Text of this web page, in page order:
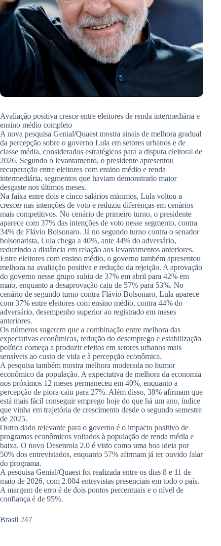
Avaliação positiva cresce entre eleitores de renda intermediária e
ensino médio completo
A nova pesquisa Genial/Quaest mostra sinais de melhora gradual
da percepção sobre o governo Lula em setores urbanos e de
classe média, considerados estratégicos para a disputa eleitoral de
2026. Segundo o levantamento, o presidente apresentou
recuperação entre eleitores com ensino médio e renda
intermediária, segmentos que haviam demonstrado maior
desgaste nos últimos meses.
Na faixa entre dois e cinco salários mínimos, Lula voltou a
crescer nas intenções de voto e reduziu diferenças em cenários
mais competitivos. No cenário de primeiro turno, o presidente
aparece com 37% das intenções de voto nesse segmento, contra
34% de Flávio Bolsonaro. Já no segundo turno contra o senador
bolsonarista, Lula chega a 40%, ante 44% do adversário,
reduzindo a distância em relação aos levantamentos anteriores.
Entre eleitores com ensino médio, o governo também apresentou
melhora na avaliação positiva e redução da rejeição. A aprovação
do governo nesse grupo subiu de 37% em abril para 42% em
maio, enquanto a desaprovação caiu de 57% para 53%. No
cenário de segundo turno contra Flávio Bolsonaro, Lula aparece
com 37% entre eleitores com ensino médio, contra 44% do
adversário, desempenho superior ao registrado em meses
anteriores.
Os números sugerem que a combinação entre melhora das
expectativas econômicas, redução do desemprego e estabilização
política começa a produzir efeitos em setores urbanos mais
sensíveis ao custo de vida e à percepção econômica.
A pesquisa também mostra melhora moderada no humor
econômico da população. A expectativa de melhora da economia
nos próximos 12 meses permaneceu em 40%, enquanto a
percepção de piora caiu para 27%. Além disso, 38% afirmam que
está mais fácil conseguir emprego hoje do que há um ano, índice
que vinha em trajetória de crescimento desde o segundo semestre
de 2025.
Outro dado relevante para o governo é o impacto positivo de
programas econômicos voltados à população de renda média e
baixa. O novo Desenrola 2.0 é visto como uma boa ideia por
50% dos entrevistados, enquanto 57% afirmam já ter ouvido falar
do programa.
A pesquisa Genial/Quaest foi realizada entre os dias 8 e 11 de
maio de 2026, com 2.004 entrevistas presenciais em todo o país.
A margem de erro é de dois pontos percentuais e o nível de
confiança é de 95%.
Brasil 247